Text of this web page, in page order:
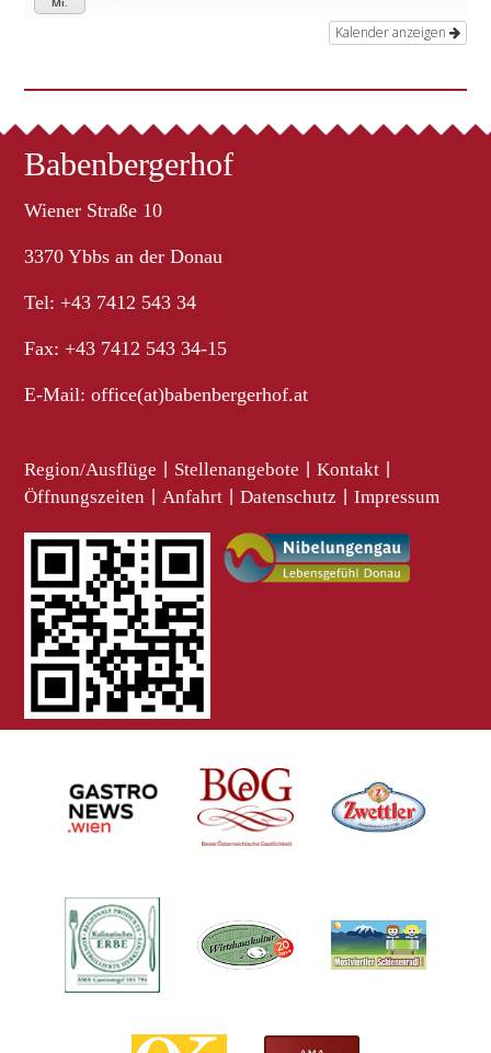
Kalender anzeigen
Babenbergerhof
Wiener Straße 10
3370 Ybbs an der Donau
Tel: +43 7412 543 34
Fax: +43 7412 543 34-15
E-Mail:office(at)babenbergerhof.at
Region/Ausflüge Stellenangebote Kontakt
Öffnungszeiten Anfahrt Datenschutz Impressum